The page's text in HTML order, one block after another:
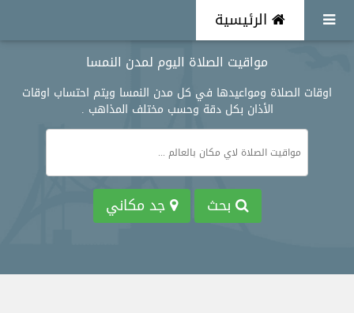
الرئيسية
مواقيت الصلاة اليوم لمدن النمسا
اوقات الصلاة ومواعيدها في كل مدن النمسا ويتم احتساب اوقات
الأذان بكل دقة وحسب مختلف المذاهب .
بحث جد مكاني